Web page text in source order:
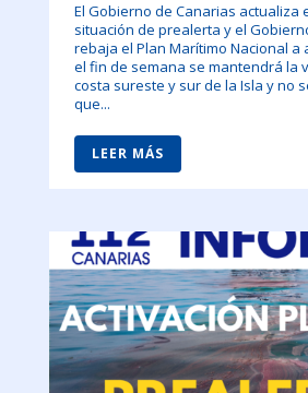
El Gobierno de Canarias actualiza
situación de prealerta y el
rebaja el Plan Marítimo Nacional a
el fin de semana se mantendrá la
costa sureste y sur de la Isla y no
que...
LEER MÁS